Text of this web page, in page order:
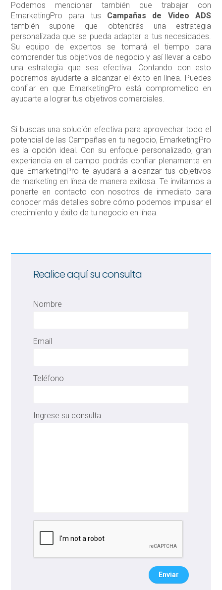
Podemos mencionar también que trabajar con
EmarketingPro para tus Campañas de Video ADS
también supone que obtendrás una estrategia
personalizada que se pueda adaptar a tus necesidades.
Su equipo de expertos se tomará el tiempo para
comprender tus objetivos de negocio y así llevar a cabo
una estrategia que sea efectiva. Contando con esto
podremos ayudarte a alcanzar el éxito en línea. Puedes
confiar en que EmarketingPro está comprometido en
ayudarte a lograr tus objetivos comerciales.
Si buscas una solución efectiva para aprovechar todo el
potencial de las Campañas en tu negocio, EmarketingPro
es la opción ideal. Con su enfoque personalizado, gran
experiencia en el campo podrás confiar plenamente en
que EmarketingPro te ayudará a alcanzar tus objetivos
de marketing en línea de manera exitosa. Te invitamos a
ponerte en contacto con nosotros de inmediato para
conocer más detalles sobre cómo podemos impulsar el
crecimiento y éxito de tu negocio en línea.
Realice aquí su consulta
Nombre
Email
Teléfono
Ingrese su consulta
Enviar